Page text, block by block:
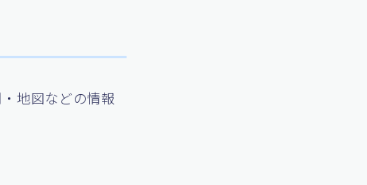
地図などの情報